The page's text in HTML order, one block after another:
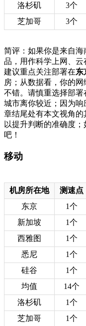
洛杉矶
3个
芝加哥
3个
简评：如果你是来自海
品，用作科学上网、云
建议重点关注部署在东
房；从数据看，你的
不错。请慎重选择部署
城市离你较近；因为
章结尾处有本文视角
以提升判断的准确度
吧！
移动
机房所在地
测速点
东京
1个
新加坡
1个
西雅图
1个
悉尼
1个
硅谷
1个
均值
14个
洛杉矶
1个
芝加哥
1个